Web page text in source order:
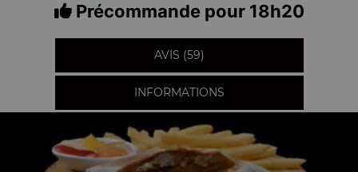
Précommande pour 18h20
AVIS (59)
INFORMATIONS